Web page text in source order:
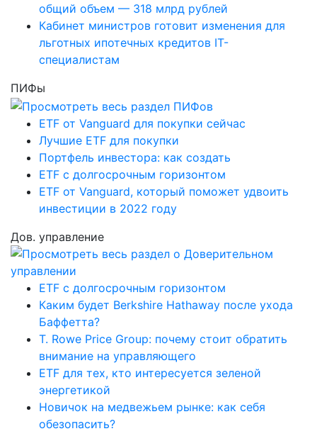
общий объем — 318 млрд рублей
Кабинет министров готовит изменения для
льготных ипотечных кредитов IT-
специалистам
ПИФы
ETF от Vanguard для покупки сейчас
Лучшие ETF для покупки
Портфель инвестора: как создать
ETF с долгосрочным горизонтом
ETF от Vanguard, который поможет удвоить
инвестиции в 2022 году
Дов. управление
ETF с долгосрочным горизонтом
Каким будет Berkshire Hathaway после ухода
Баффетта?
T. Rowe Price Group: почему стоит обратить
внимание на управляющего
ETF для тех, кто интересуется зеленой
энергетикой
Новичок на медвежьем рынке: как себя
обезопасить?